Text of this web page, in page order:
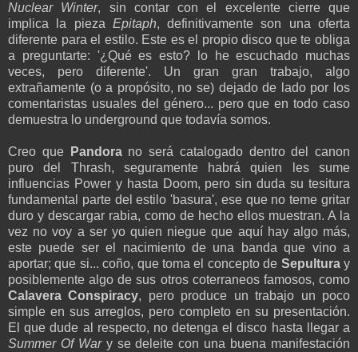
Nuclear Winter, sin contar con el excelente cierre que
implica la pieza Epitaph, definitivamente son una oferta
diferente para el estilo. Este es el propio disco que te obliga
a preguntarte: '¿Qué es esto? lo he escuchado muchas
veces, pero diferente'. Un gran gran trabajo, algo
extrañamente (o a propósito, no se) dejado de lado por los
comentaristas usuales del género... pero que en todo caso
demuestra lo underground que todavía somos.
Creo que Pandorano será catalogado dentro del canon
puro del Thrash, seguramente habrá quien les sume
influencias Power y hasta Doom, pero sin duda su tesitura
fundamental parte del estilo 'basura', ese que no teme gritar
duro y descargar rabia, como de hecho ellos muestran. A la
vez no voy a ser yo quien niegue que aquí hay algo más,
este puede ser el nacimiento de una banda que vino a
aportar; que si... coño, que toma el concepto de Sepulturay
posiblemente algo de sus otros coterraneos famosos, como
Calavera Conspiracy, pero produce un trabajo un poco
simple en sus arreglos, pero completo en su presentación.
El que dude al respecto, no detenga el disco hasta llegar a
Summer Of Wary se deleite con una buena manifestación